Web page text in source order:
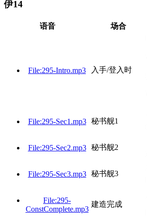
伊14
语音 场合
File:295-Intro.mp3 入手/登入时
File:295-Sec1.mp3 秘书舰1
File:295-Sec2.mp3 秘书舰2
File:295-Sec3.mp3 秘书舰3
File:295-
ConstComplete.mp3
建造完成